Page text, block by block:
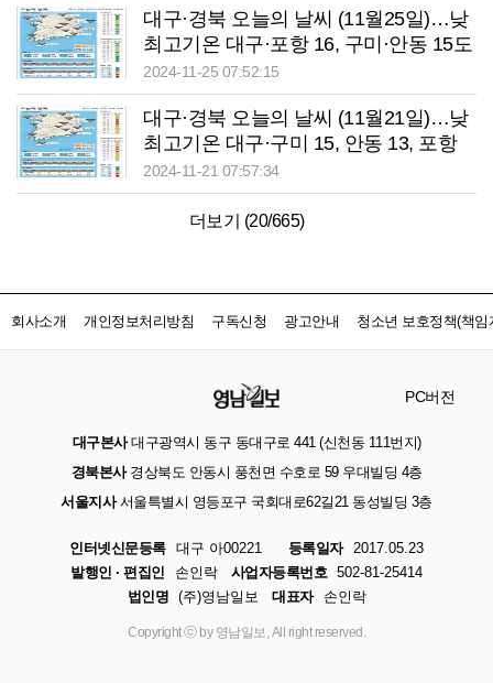
대구·경북 오늘의 날씨 (11월25일)…낮
최고기온 대구·포항 16, 구미·안동 15도
2024-11-25 07:52:15
대구·경북 오늘의 날씨 (11월21일)…낮
최고기온 대구·구미 15, 안동 13, 포항
16도
2024-11-21 07:57:34
더보기 (20/665)
회사소개 개인정보처리방침 구독신청 광고안내 청소년 보호정책(책임
PC버전
대구본사대구광역시 동구 동대구로 441 (신천동 111번지)
경북본사경상북도 안동시 풍천면 수호로 59 우대빌딩 4층
서울지사서울특별시 영등포구 국회대로62길21 동성빌딩 3층
인터넷신문등록 대구 아00221 등록일자
2017.05.23
발행인 · 편집인
손인락 사업자등록번호 502-81-25414
법인명 (주)영남일보 대표자 손인락
Copyright ⓒ by 영남일보, All right reserved.